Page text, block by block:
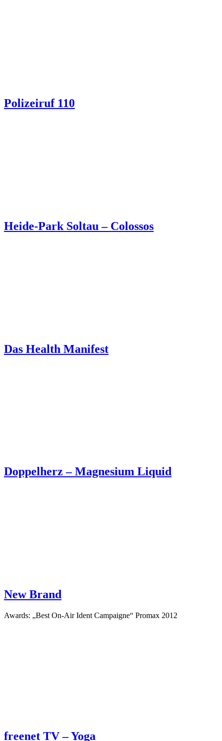
Polizeiruf 110
Heide-Park Soltau – Colossos
Das Health Manifest
Doppelherz – Magnesium Liquid
New Brand
Awards: „Best On-Air Ident Campaigne“ Promax 2012
freenet TV – Yoga